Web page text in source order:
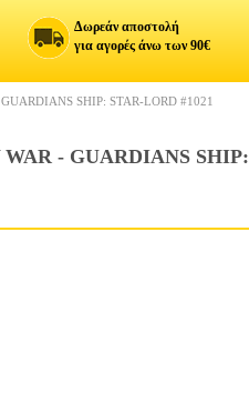
Δωρεάν αποστολή
για αγορές άνω των 90€
SHIP: STAR-LORD #1021
- GUARDIANS SHIP: